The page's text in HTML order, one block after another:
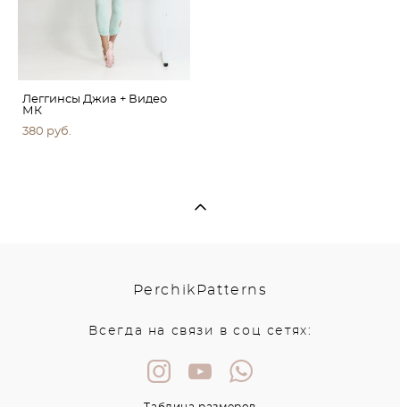
Леггинсы Джиа + Видео
МК
380 pуб.
PerchikPatterns
Всегда на связи в соц сетях: